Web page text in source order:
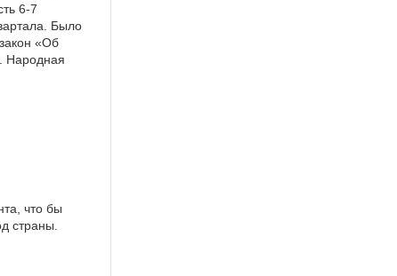
6-7
Было
«Об
Народная
что бы
страны.